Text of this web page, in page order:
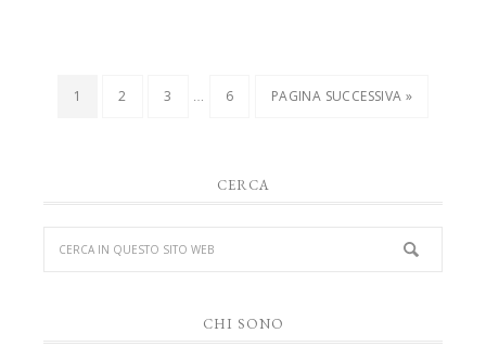
1 2 3 … 6 PAGINA SUCCESSIVA »
CERCA
CHI SONO